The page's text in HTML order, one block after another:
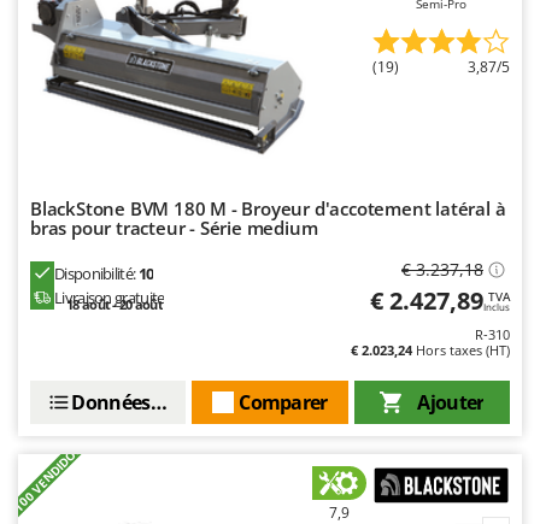
MOVA
Mowox
MTD
Nilfisk
Ninja
Novatec
Novital
Officine Savioli
(19) 3,87/5
BlackStone BVM 180 M - Broyeur d'accotement latéral à
bras pour tracteur - Série medium
Disponibilité:10
Livraison gratuite
18 août - 20 août
€ 3.237,18
€ 2.427,89 TVA
Inclus
R-310
€ 2.023,24Hors taxes (HT)
Ajouter
Comparer
Données techniques
+100 VENDIDOS 7,9